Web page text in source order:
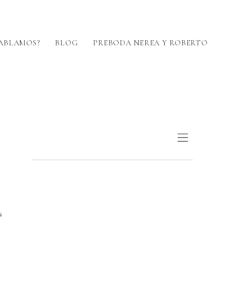
BLOG PREBODA NEREA Y ROBERTO